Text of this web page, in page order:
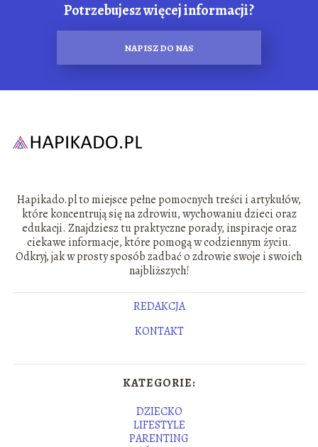
Potrzebujesz więcej informacji?
NAPISZ DO NAS
Hapikado.pl to miejsce pełne pomocnych treści i artykułów,
które koncentrują się na zdrowiu, wychowaniu dzieci oraz
edukacji. Znajdziesz tu praktyczne porady, inspiracje oraz
ciekawe informacje, które pomogą w codziennym życiu.
Odkryj, jak w prosty sposób zadbać o zdrowie swoje i swoich
najbliższych!
REDAKCJA
KONTAKT
KATEGORIE:
DZIECKO
LIFESTYLE
PARENTING